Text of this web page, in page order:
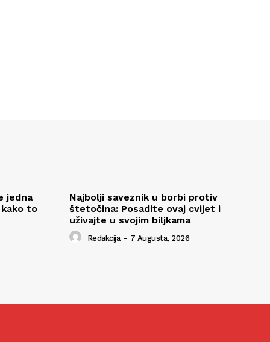
jedna
to
Najbolji saveznik u borbi protiv
štetočina: Posadite ovaj cvijet i
uživajte u svojim biljkama
Redakcija - 7 Augusta, 2026